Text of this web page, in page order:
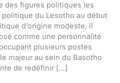
des figures politiques les
du Lesotho au début
d’origine modeste, il
comme une personnalité
plusieurs postes
majeur au sein du Basotho
de redéfinir […]